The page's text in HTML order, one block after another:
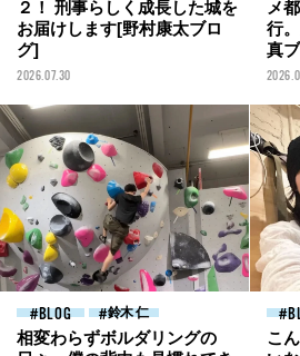
２！ 刑事らしく成長した城を
お届けします[野村康太ブロ
グ]
2026.07.30
メ
行
真
BLOG 鈴木 仁
相変わらずボルダリングの
こ